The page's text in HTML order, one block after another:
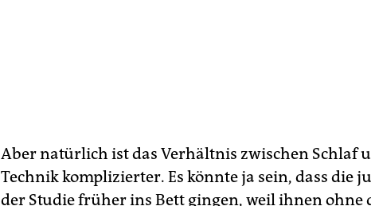
Aber natürlich ist das Verhältnis zwischen Schlaf
Technik komplizierter. Es könnte ja sein, dass die
der Studie früher ins Bett gingen, weil ihnen